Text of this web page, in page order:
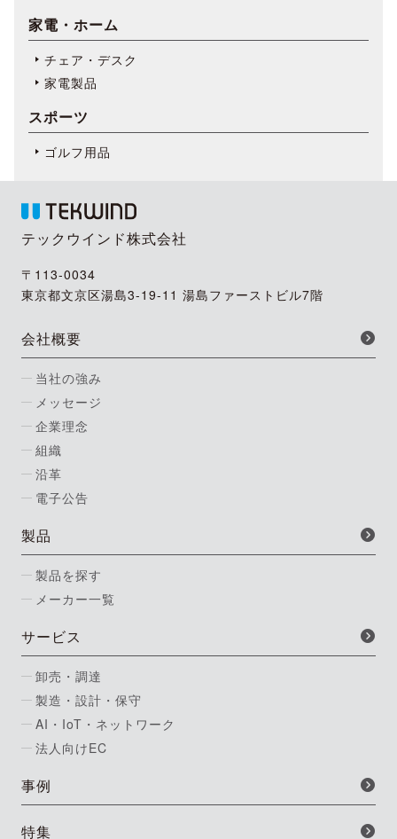
家電・ホーム
チェア・デスク
家電製品
スポーツ
ゴルフ用品
テックウインド株式会社
〒113-0034
東京都文京区湯島3-19-11 湯島ファーストビル7階
会社概要
当社の強み
メッセージ
企業理念
組織
沿革
電子公告
製品
製品を探す
メーカー一覧
サービス
卸売・調達
製造・設計・保守
AI・IoT・ネットワーク
法人向けEC
事例
特集